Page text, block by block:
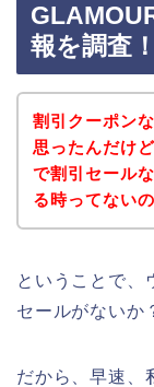
報を調査！
割引クーポン
思ったんだけ
で割引セール
る時ってないの
ということで、
セールがないか
だから、早速、